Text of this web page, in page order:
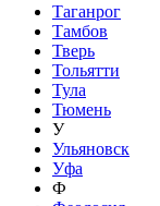
Таганрог
Тамбов
Тверь
Тольятти
Тула
Тюмень
У
Ульяновск
Уфа
Ф